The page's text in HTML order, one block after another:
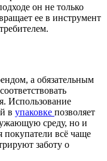
он не только
ее в инструмент
а обязательным
Использование
в упаковке позволяет
среду, но и
покупатели всё чаще
заботу о